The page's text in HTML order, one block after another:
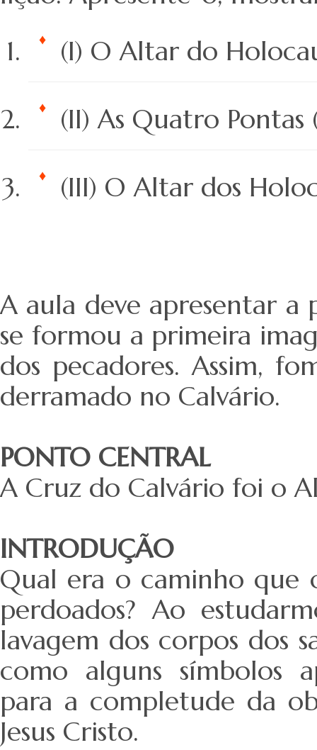
(I) O Altar do
(II) As Quatro
(III) O Altar dos
A aula deve apresentar
se formou a primeira
dos pecadores. Assim,
derramado no Calvário.
PONTO CENTRAL
A Cruz do Calvário foi o
INTRODUÇÃO
Qual era o caminho que
perdoados? Ao
lavagem dos corpos dos
como alguns símbolos
para a completude da
Jesus Cristo.